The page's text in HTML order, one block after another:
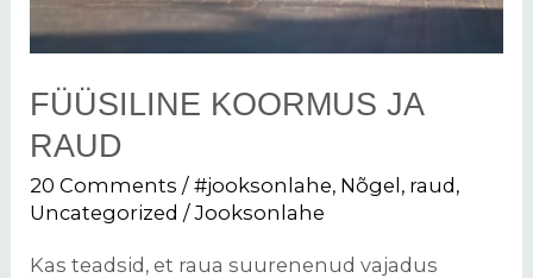
FÜÜSILINE KOORMUS JA
RAUD
20 Comments /#jooksonlahe, Nõgel , raud ,
Uncategorized /Jooksonlahe
Kas teadsid, et raua suurenenud vajadus